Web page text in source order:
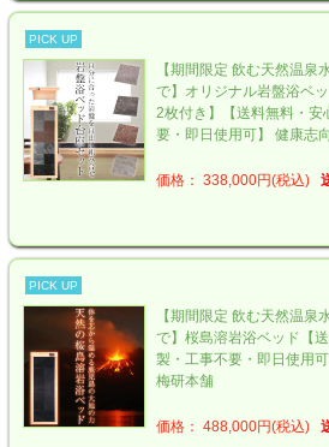
PICK UP
【期間限定 飲む天然温泉
で】オリジナル岩盤浴ベ
2枚付き】【送料無料・安
要・即日使用可】 健康志
価格： 338,000円(税込)
PICK UP
【期間限定 飲む天然温泉
で】桜島溶岩浴ベッド【
製・工事不要・即日使用
梅研本舗
価格： 488,000円(税込)